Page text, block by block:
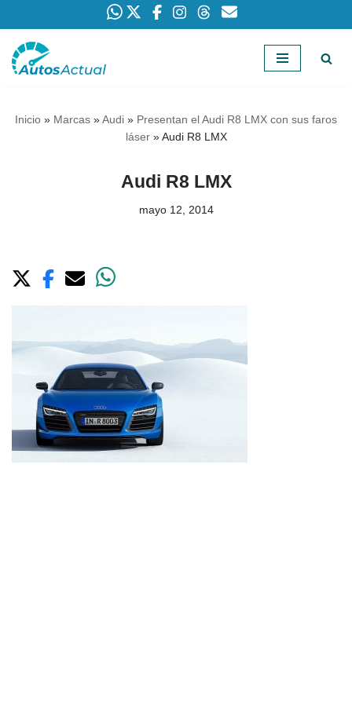
Saltar
Inicio » Marcas »Audi » Presentan el Audi R8 LMX con sus faros
láser»Audi R8 LMX
Audi R8 LMX
mayo 12, 2014